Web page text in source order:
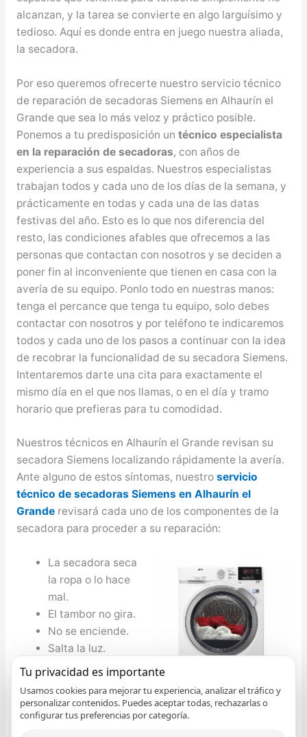
alcanzan, y la tarea se convierte en algo larguísimo y
tedioso. Aquí es donde entra en juego nuestra aliada,
la secadora.
Por eso queremos ofrecerte nuestro servicio técnico
de reparación de secadoras Siemens en Alhaurín el
Grande que sea lo más veloz y práctico posible.
Ponemos a tu predisposición un técnico especialista
en la reparación de secadoras, con años de
experiencia a sus espaldas. Nuestros especialistas
trabajan todos y cada uno de los días de la semana, y
prácticamente en todas y cada una de las datas
festivas del año. Esto es lo que nos diferencia del
resto, las condiciones afables que ofrecemos a las
personas que contactan con nosotros y se deciden a
poner fin al inconveniente que tienen en casa con la
avería de su equipo. Ponlo todo en nuestras manos:
tenga el percance que tenga tu equipo, solo debes
contactar con nosotros y por teléfono te indicaremos
todos y cada uno de los pasos a continuar con la idea
de recobrar la funcionalidad de su secadora Siemens.
Intentaremos darte una cita para exactamente el
mismo día en el que nos llamas, o en el día y tramo
horario que prefieras para tu comodidad.
Nuestros técnicos en Alhaurín el Grande revisan su
secadora Siemens localizando rápidamente la avería.
Ante alguno de estos síntomas, nuestro servicio
técnico de secadoras Siemens en Alhaurín el
Granderevisará cada uno de los componentes de la
secadora para proceder a su reparación:
La secadora seca
la ropa o lo hace
mal.
El tambor no gira.
No se enciende.
Salta la luz.
No cierra bien.
Hace mucho
ruido.
Tu privacidad es importante
Usamos cookies para mejorar tu experiencia, analizar el tráfico y
personalizar contenidos. Puedes aceptar todas, rechazarlas o
configurar tus preferencias por categoría.